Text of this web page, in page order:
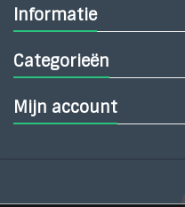
Informatie
Categorieën
Mijn account